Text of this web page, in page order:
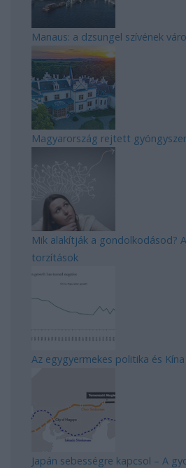
Manaus: a dzsungel szívének
Magyarország rejtett
Mik alakítják a gondolkodásod?
torzítások
Az egygyermekes politika és
Japán sebességre kapcsol – A